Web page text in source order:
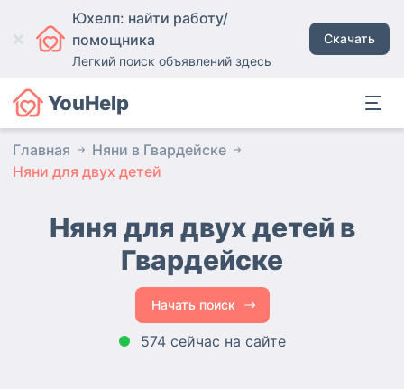
Юхелп: найти работу/
помощника
Легкий поиск объявлений здесь
Скачать
YouHelp
Главная
Няни в Гвардейске
Няни для двух детей
Няня для двух детей в
Гвардейске
Начать поиск
574 сейчас на сайте